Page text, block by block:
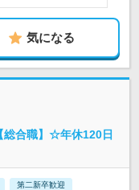
気になる
総合職】☆年休120日
第二新卒歓迎